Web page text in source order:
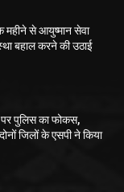
बहाल करने की उठाई
जिलों के एसपी ने किया